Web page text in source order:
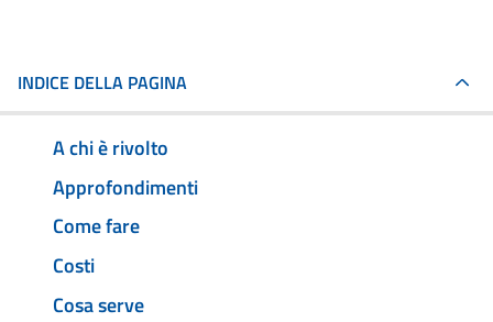
INDICE DELLA PAGINA
A chi è rivolto
Approfondimenti
Come fare
Costi
Cosa serve